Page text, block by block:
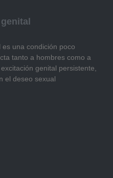
una condición poco
tanto a hombres como a
genital persistente,
el deseo sexual